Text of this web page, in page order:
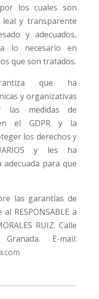
los cuales son
y transparente
y adecuados,
lo necesario en
que son tratados.
que ha
y organizativas
las medidas de
el GDPR y la
los derechos y
y les ha
para que
las garantías de
RESPONSABLE a
RUIZ. Calle
E-mail: